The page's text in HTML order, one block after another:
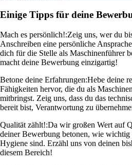
Einige Tipps für deine
Mach es persönlich!:Zeig uns, wer du
Anschreiben eine persönliche
dich für die Stelle als Maschinenführer
macht deine Bewerbung einzigartig!
Betone deine Erfahrungen:Hebe deine
Fähigkeiten hervor, die du als
mitbringst. Zeig uns, dass du das
bereit bist, Verantwortung zu
Qualität zählt!:Da wir großen Wert auf
deiner Bewerbung betonen, wie wichtig
Hygiene sind. Erzähl uns von deinen
diesem Bereich!